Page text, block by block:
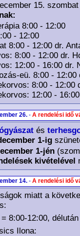
15.
8:00 - 12:00
- 12:00
8:00 - 12:00 dr.
8:00 - 12:00 dr.
12:00 - 16:00 dr.
eü. 8:00 -
8:00 - 12:00
12:00 -
26. - A rendelési idő
és
1-ig
1-jén
kivételével
14. - A rendelési idő
miatt a
8:00-12:00,
Ilona: